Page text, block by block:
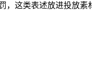
这类表述放进投放素